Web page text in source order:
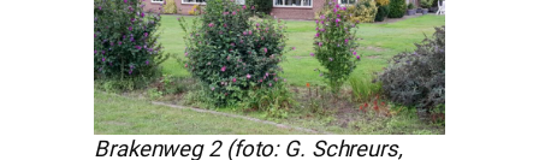
Brakenweg 2 (foto: G. Schreurs,